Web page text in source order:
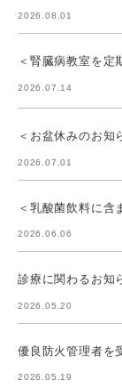
2026.08.01
＜腎臓病教室を定
2026.07.14
＜お盆休みのお知
2026.07.01
＜乳酸菌飲料に含
2026.06.06
診療に関わるお知
2026.05.20
優良防火管理者を
2026.05.19